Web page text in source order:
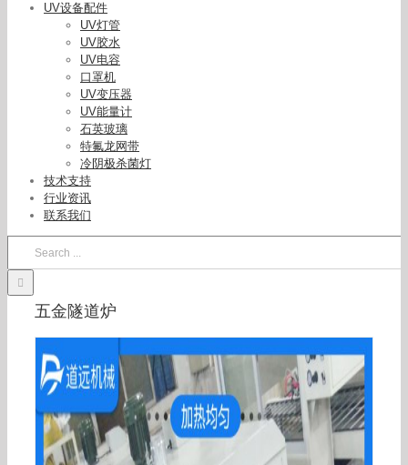
UV设备配件
UV灯管
UV胶水
UV电容
口罩机
UV变压器
UV能量计
石英玻璃
特氟龙网带
冷阴极杀菌灯
技术支持
行业资讯
联系我们
五金隧道炉